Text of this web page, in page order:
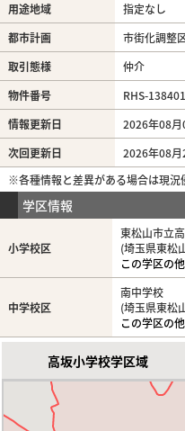
用途地域
指定なし
都市計画
市街化調整
取引態様
仲介
物件番号
RHS-
情報更新日
2026年08月
次回更新日
2026年08月
※各種情報と差異がある場合は現況
学区情報
小学校区
東松山市立
(埼玉県東松
この学区の
中学校区
南中学校
(埼玉県東松
この学区の
高坂小学校学区域